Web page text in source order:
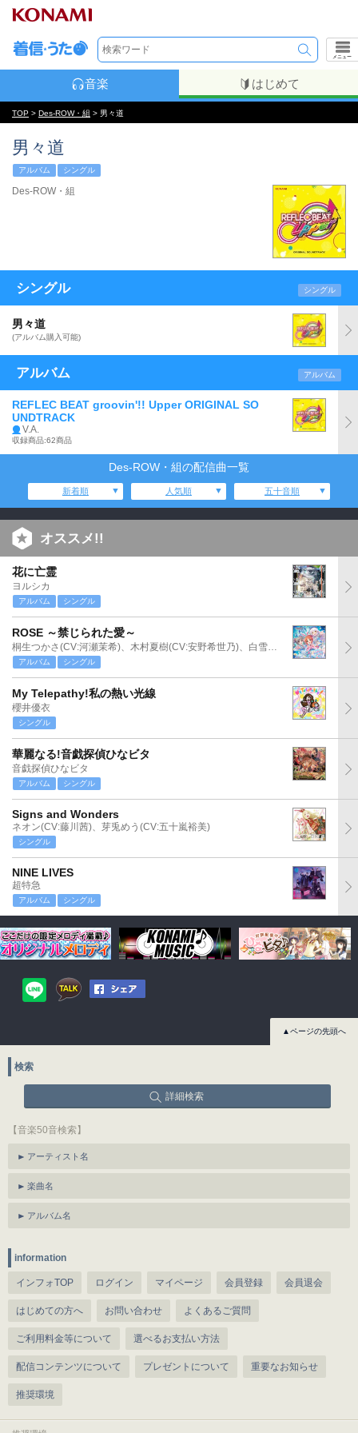
メニュー
音楽 はじめて
TOP > Des-ROW・組 > 男々道
男々道
アルバム シングル
Des-ROW・組
シングル シングル
男々道
(アルバム購入可能)
アルバム アルバム
REFLEC BEAT groovin'!! Upper ORIGINAL SO
UNDTRACK
V.A.
収録商品:62商品
Des-ROW・組の配信曲一覧
新着順 人気順 五十音順
オススメ!!
花に亡霊
ヨルシカ
アルバム シングル
ROSE ～禁じられた愛～
桐生つかさ(CV:河瀬茉希)、木村夏樹(CV:安野希世乃)、白雪千夜(CV:関口理咲)
アルバム シングル
My Telepathy!私の熱い光線
櫻井優衣
シングル
華麗なる!音戯探偵ひなビタ
音戯探偵ひなビタ
アルバム シングル
Signs and Wonders
ネオン(CV:藤川茜)、芽兎めう(CV:五十嵐裕美)
シングル
NINE LIVES
超特急
アルバム シングル
▲ページの先頭へ
検索
詳細検索
【音楽50音検索】
アーティスト名
楽曲名
アルバム名
information
インフォTOP ログイン マイページ 会員登録 会員退会
はじめての方へ お問い合わせ よくあるご質問
ご利用料金等について 選べるお支払い方法
配信コンテンツについて プレゼントについて 重要なお知らせ
推奨環境